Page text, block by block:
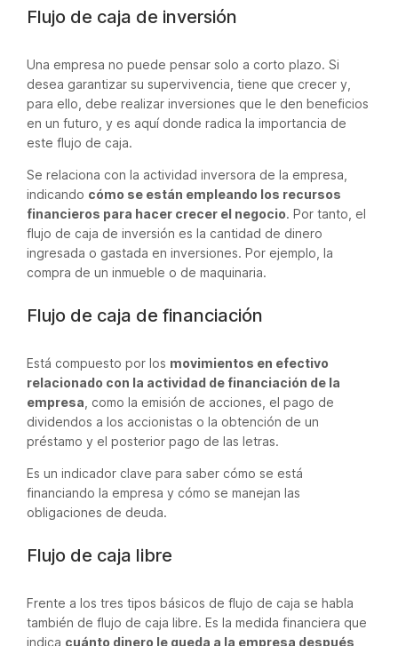
Flujo de caja de inversión
Una empresa no puede pensar solo a corto plazo. Si
desea garantizar su supervivencia, tiene que crecer y,
para ello, debe realizar inversiones que le den beneficios
en un futuro, y es aquí donde radica la importancia de
este flujo de caja.
Se relaciona con la actividad inversora de la empresa,
indicando cómo se están empleando los recursos
financieros para hacer crecer el negocio. Por tanto, el
flujo de caja de inversión es la cantidad de dinero
ingresada o gastada en inversiones. Por ejemplo, la
compra de un inmueble o de maquinaria.
Flujo de caja de financiación
Está compuesto por los movimientos en efectivo
relacionado con la actividad de financiación de la
empresa , como la emisión de acciones, el pago de
dividendos a los accionistas o la obtención de un
préstamo y el posterior pago de las letras.
Es un indicador clave para saber cómo se está
financiando la empresa y cómo se manejan las
obligaciones de deuda.
Flujo de caja libre
Frente a los tres tipos básicos de flujo de caja se habla
también de flujo de caja libre. Es la medida financiera que
indica cuánto dinero le queda a la empresa después